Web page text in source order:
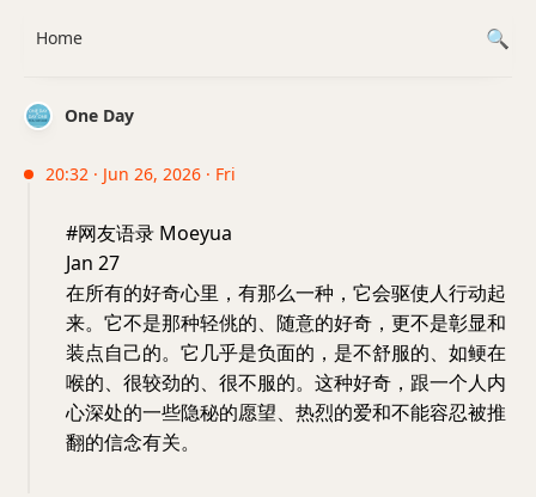
One Day
20:32 · Jun 26, 2026 · Fri
#网友语录 Moeyua
Jan 27
在所有的好奇心里，有那么一种，它会驱使人行动起
来。它不是那种轻佻的、随意的好奇，更不是彰显和
装点自己的。它几乎是负面的，是不舒服的、如鲠在
喉的、很较劲的、很不服的。这种好奇，跟一个人内
心深处的一些隐秘的愿望、热烈的爱和不能容忍被推
翻的信念有关。
Home